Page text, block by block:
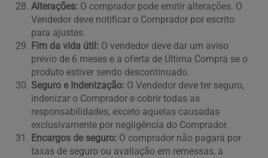
Alterações: O comprador pode emitir alterações. O
Vendedor deve notificar o Comprador por escrito
para ajustes.
Fim da vida útil: O vendedor deve dar um aviso
prévio de 6 meses e a oferta de Última Compra se o
produto estiver sendo descontinuado.
Seguro e Indenização: O Vendedor deve ter seguro,
indenizar o Comprador e cobrir todas as
responsabilidades, exceto aquelas causadas
exclusivamente por negligência do Comprador.
Encargos de seguro: O comprador não pagará por
taxas de seguro ou avaliação em remessas, a